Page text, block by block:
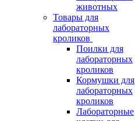
животных
Товары для
лабораторных
кроликов
Поилки для
лабораторных
кроликов
Кормушки для
лабораторных
кроликов
Лабораторные